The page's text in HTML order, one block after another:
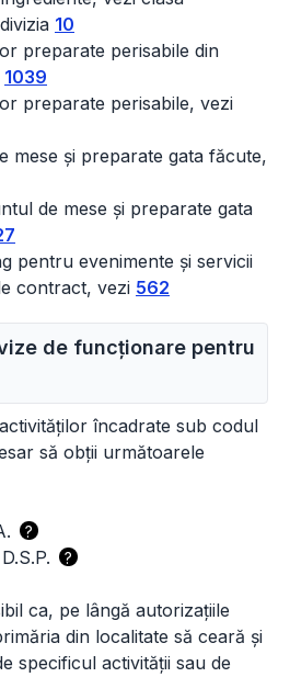
10
preparate perisabile din
1039
preparate perisabile, vezi
mese și preparate gata făcute,
de mese și preparate gata
pentru evenimente și servicii
contract, vezi 562
de funcționare pentru
încadrate sub codul
să obții următoarele
?
?
ca, pe lângă autorizațiile
din localitate să ceară și
specificul activității sau de